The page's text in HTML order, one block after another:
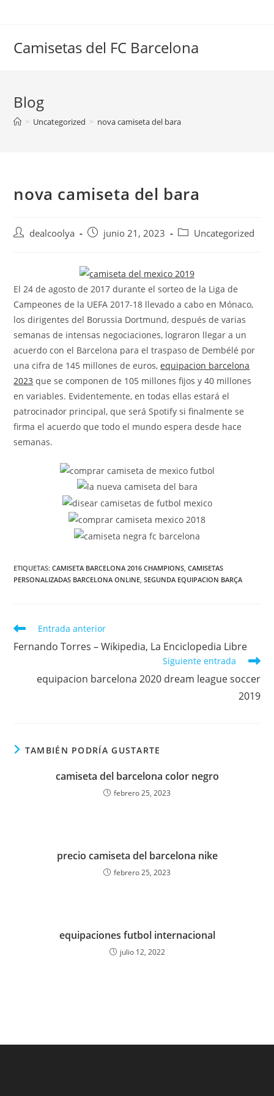
Camisetas del FC Barcelona
Blog
> Uncategorized > nova camiseta del bara
nova camiseta del bara
Autordealcoolya
Publicación
entrada:
junio 21, 2023
Categoría
entrada:
Uncategorized
El 24 de agosto de 2017 durante el sorteo de la Liga de
Campeones de la UEFA 2017-18 llevado a cabo en Mónaco,
los dirigentes del Borussia Dortmund, después de varias
semanas de intensas negociaciones, lograron llegar a un
acuerdo con el Barcelona para el traspaso de Dembélé por
una cifra de 145 millones de euros,equipacion barcelona
2023 que se componen de 105 millones fijos y 40 millones
en variables. Evidentemente, en todas ellas estará el
patrocinador principal, que será Spotify si finalmente se
firma el acuerdo que todo el mundo espera desde hace
semanas.
ETIQUETAS:CAMISETA BARCELONA 2016 CHAMPIONS CAMISETAS
PERSONALIZADAS BARCELONA ONLINE SEGUNDA EQUIPACION BARÇA
Leer
artículos
Entrada anterior
Fernando Torres – Wikipedia, La Enciclopedia Libre
Siguiente entrada
equipacion barcelona 2020 dream league soccer
2019
TAMBIÉN PODRÍA GUSTARTE
camiseta del barcelona color negro
febrero 25, 2023
precio camiseta del barcelona nike
febrero 25, 2023
equipaciones futbol internacional
julio 12, 2022